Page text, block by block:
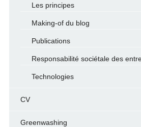
Les principes
Making-of du blog
Publications
Responsabilité sociétale des
Technologies
CV
Greenwashing